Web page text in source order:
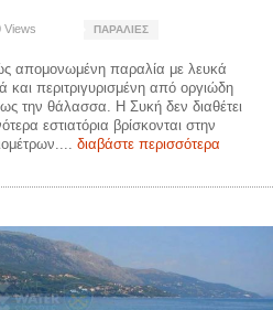
Views ΠΑΡΑΛΊΕΣ
απομονωμένη παραλία με λευκά
περιτριγυρισμένη από οργιώδη
την θάλασσα. Η Συκή δεν διαθέτει
εστιατόρια βρίσκονται στην
διαβάστε περισσότερα